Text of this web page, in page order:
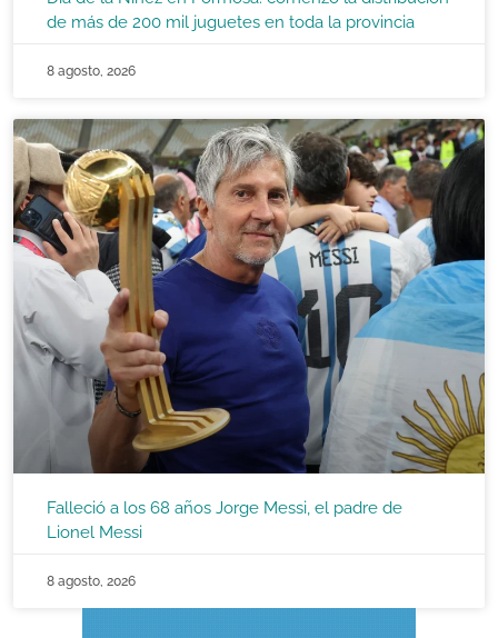
de más de 200 mil juguetes en toda la provincia
8 agosto, 2026
Falleció a los 68 años Jorge Messi, el padre de
Lionel Messi
8 agosto, 2026